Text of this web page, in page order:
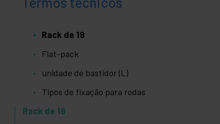
Rack de 19
Flat-pack
unidade de bastidor (L)
Tipos de fixação para rodas
Rack de 19